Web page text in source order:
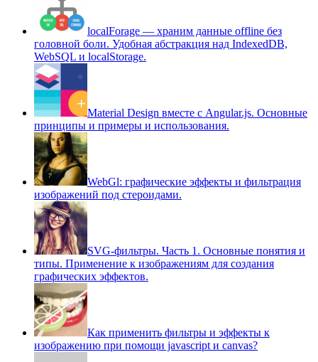
localForage — храним данные offline без
головной боли. Удобная абстракция над IndexedDB,
WebSQL и localStorage.
Material Design вместе с Angular.js. Основные
принципы и примеры и использования.
WebGl: графические эффекты и фильтрация
изображений под стероидами.
SVG-фильтры. Часть 1. Основные понятия и
типы. Применение к изображениям для создания
графических эффектов.
Как применить фильтры и эффекты к
изображению при помощи javascript и canvas?